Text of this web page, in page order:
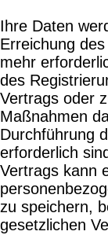
Ihre Daten
Erreichung
mehr
des
Vertrags oder
Maßnahmen
Durchführung
erforderlich
Vertrags kann
zu speichern,
gesetzlichen